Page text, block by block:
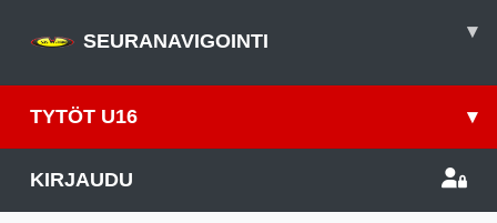
SEURANAVIGOINTI ▾
TYTÖT U16 ▾
KIRJAUDU